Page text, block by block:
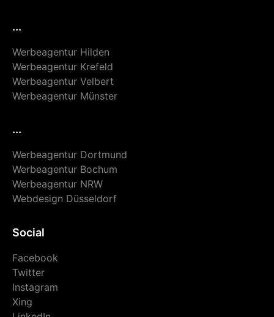
...
Werbeagentur Hilden
Werbeagentur Krefeld
Werbeagentur Velbert
Werbeagentur Münster
...
Werbeagentur Dortmund
Werbeagentur Bochum
Werbeagentur NRW
Webdesign Düsseldorf
Social
Facebook
Twitter
Instagram
Xing